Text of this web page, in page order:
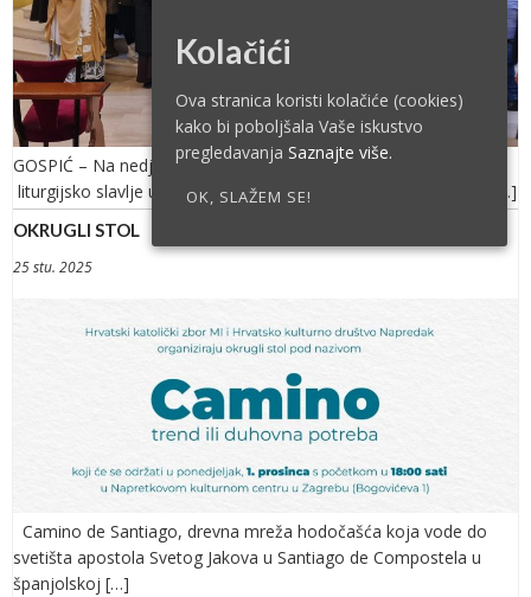
GOSPIĆ – Na nedjelju Svete Obitelji , 28. prosinca 2025. –
liturgijsko slavlje u gospićkoj katedrali uveličao je Ansambl MI […]
OKRUGLI STOL
25 stu. 2025
Camino de Santiago, drevna mreža hodočašća koja vode do
svetišta apostola Svetog Jakova u Santiago de Compostela u
španjolskoj […]
Kolačići
Ova stranica koristi kolačiće (cookies)
kako bi poboljšala Vaše iskustvo
pregledavanja Saznajte više.
OK, SLAŽEM SE!